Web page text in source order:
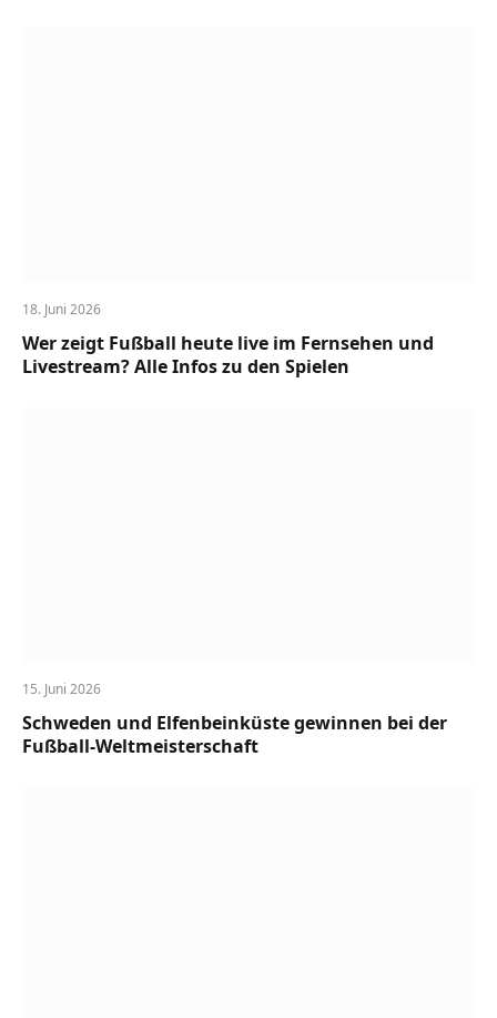
18. Juni 2026
Wer zeigt Fußball heute live im Fernsehen und
Livestream? Alle Infos zu den Spielen
15. Juni 2026
Schweden und Elfenbeinküste gewinnen bei der
Fußball-Weltmeisterschaft